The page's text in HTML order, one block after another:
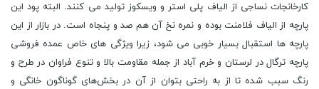
کارخانجات نساجی از الیاف پلی استر و ویسکوز تولید می کنند. البته پود این
پارچه از الیاف فلامنت بوده و نمره نخ آن هم صد و پنجاه است. در بازار از این
پارچه ها استقبال بسیار خوبی می شود، زیرا ویژگی ‌های خاص عمده فروشی
پارچه ترگال در لرستان و خرم آباد از جمله مقاومت بالا‌‌‌‌‌‌‌ و تنوع فراوان در طرح و
رنگ سبب شده تا از به راحتی بتوان از آن در بخش‌های گوناگون خانگی و